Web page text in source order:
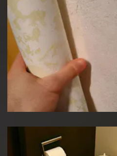
Pose de papier peint